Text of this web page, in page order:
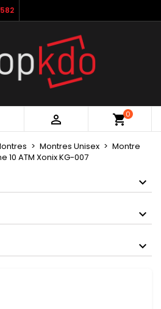
 shopping_cart0
Montres Unisex
Montre
10 ATM Xonix KG-007
×
d'envies ×
Créer une liste d'envies
×
pour ajouter des produits
Annuler Connexion